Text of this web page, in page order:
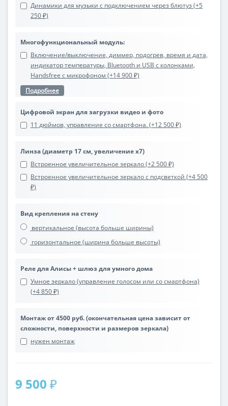
Динамики для музыки с подключением через блютуз (+5
250 ₽)
Многофункциональный модуль:
Включение/выключение, диммер, подогрев, время и дата,
индикатор температуры, Bluetooth и USB с колонками,
Handsfree с микрофоном (+14 900 ₽)
Подробнее
Цифровой экран для загрузки видео и фото
11 дюймов, управление со смартфона. (+12 500 ₽)
Линза (диаметр 17 см, увеличение х7)
Встроенное увеличительное зеркало (+2 500 ₽)
Встроенное увеличительное зеркало с подсветкой (+4 500
₽)
Вид крепления на стену
вертикальное (высота больше ширины)
горизонтальное (ширина больше высоты)
Реле для Алисы + шлюз для умного дома
Умное зеркало (управление голосом или со смартфона)
(+4 850 ₽)
Монтаж от 4500 руб. (окончательная цена зависит от
сложности, поверхности и размеров зеркала)
нужен монтаж
9 500 ₽